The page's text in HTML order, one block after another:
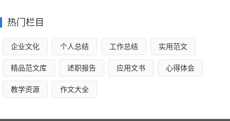
己能够在生活招找寻到自己真正的奋斗目标，有重点地去进
行改变自我，在工作中去成就更棒的自己!
物业个人工作总结范文简短3
热门栏目
企业文化 个人总结 工作总结 实用范文
精品范文库 述职报告 应用文书 心得体会
教学资源 作文大全